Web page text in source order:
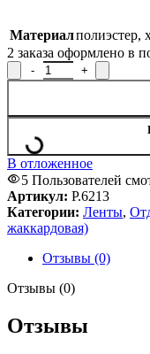
Материалполиэстер,
2 заказа оформлено в
Количество товара
В отложенное
5 Пользователей
Артикул: Р.6213
Категории: Ленты,
жаккардовая)
Отзывы (0)
Отзывы (0)
Отзывы